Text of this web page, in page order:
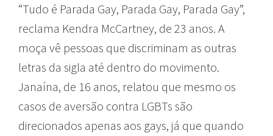
“Tudo é Parada Gay, Parada Gay, Parada Gay”,
reclama Kendra McCartney, de 23 anos. A
moça vê pessoas que discriminam as outras
letras da sigla até dentro do movimento.
Janaína, de 16 anos, relatou que mesmo os
casos de aversão contra LGBTs são
direcionados apenas aos gays, já que quando